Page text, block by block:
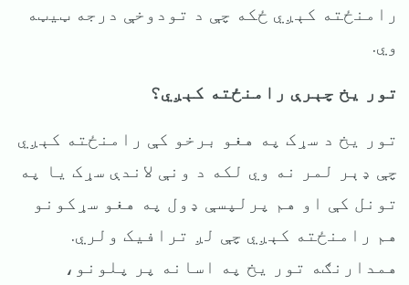
رامنځته کېږي ځکه چې د تودوخې درجه ټیټه
وي.
تور یخ چېرې رامنځته کېږي؟
تور یخ د سړک په هغو برخو کې رامنځته کېږي
چې ډېر لمر نه وي لکه د ونې لاندې سړک یا په
تونل کې او هم پرلپسې ډول په هغو سړکونو
هم رامنځته کېږي چې لږ ترافیک ولري.
همدارنګه تور یخ په اسانه پر پلونو،